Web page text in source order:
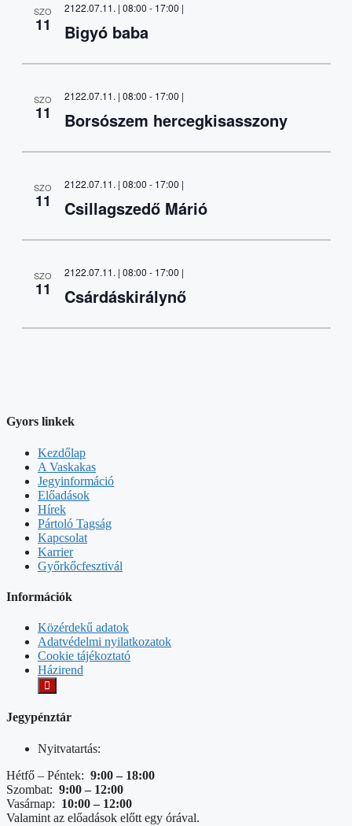
SZO
11
2122.07.11. | 08:00 - 17:00 |
Bigyó baba
SZO
11
2122.07.11. | 08:00 - 17:00 |
Borsószem hercegkisasszony
SZO
11
2122.07.11. | 08:00 - 17:00 |
Csillagszedő Márió
SZO
11
2122.07.11. | 08:00 - 17:00 |
Csárdáskirálynő
Gyors linkek
Kezdőlap
A Vaskakas
Jegyinformáció
Előadások
Hírek
Pártoló Tagság
Kapcsolat
Karrier
Győrkőcfesztivál
Információk
Közérdekű adatok
Adatvédelmi nyilatkozatok
Cookie tájékoztató
Házirend
Jegypénztár
Nyitvatartás:
Hétfő – Péntek: 9:00 – 18:00
Szombat: 9:00 – 12:00
Vasárnap: 10:00 – 12:00
Valamint az előadások előtt egy órával.